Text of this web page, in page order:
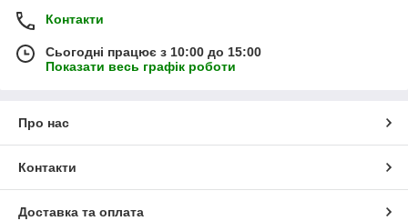
Контакти
Сьогодні працює з 10:00 до 15:00
Показати весь графік роботи
Про нас
Контакти
Доставка та оплата